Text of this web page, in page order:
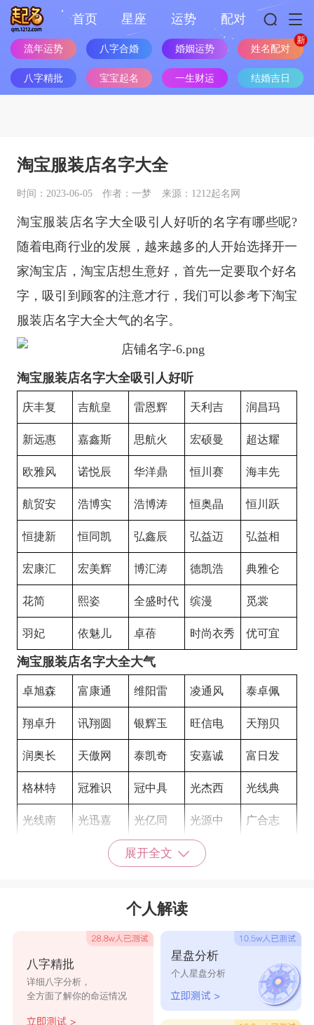
首页 星座 运势 配对
流年运势 八字合婚 婚姻运势 姓名配对
八字精批 宝宝起名 一生财运 结婚吉日
淘宝服装店名字大全
时间：2023-06-05 作者：一梦 来源：1212起名网
淘宝服装店名字大全吸引人好听的名字有哪些呢?
随着电商行业的发展，越来越多的人开始选择开一
家淘宝店，淘宝店想生意好，首先一定要取个好名
字，吸引到顾客的注意才行，我们可以参考下淘宝
服装店名字大全大气的名字。
淘宝服装店名字大全吸引人好听
庆丰复 吉航皇 雷恩辉 天利吉 润昌玛
新远惠 嘉鑫斯 思航火 宏硕曼 超达耀
欧雅风 诺悦辰 华洋鼎 恒川赛 海丰先
航贸安 浩博实 浩博涛 恒奥晶 恒川跃
恒捷新 恒同凯 弘鑫辰 弘益迈 弘益相
宏康汇 宏美辉 博汇涛 德凯浩 典雅仑
花简 熙姿 全盛时代 缤漫 觅裳
羽妃 依魅儿 卓蓓 时尚衣秀 优可宜
淘宝服装店名字大全大气
卓旭森 富康通 维阳雷 凌通风 泰卓佩
翔卓升 讯翔圆 银辉玉 旺信电 天翔贝
润奥长 天傲网 泰凯奇 安嘉诚 富日发
格林特 冠雅识 冠中具 光杰西 光线典
光线南 光迅嘉 光亿同 光源中 广合志
广通奥 广悦惠 国华诗
现代都市
幻影
展开全文
个人解读
八字精批
详细八字分析，
全方面了解你的命运情况
星盘分析
个人星盘分析